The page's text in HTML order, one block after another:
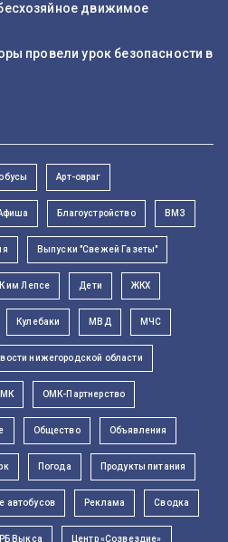
движимое
провели урок безопасности в
Арт-овраг
Благоустройство ВМЗ
Выпуски "Свежей Газеты"
им Лепсе Дети ЖКХ
Кулебаки МВД МЧС
нижегородской области
ОМК-Партнерство
Общество Объявления
Погода Продукты питания
автобусов Реклама Сводка
Выкса Центр «Созвездие»